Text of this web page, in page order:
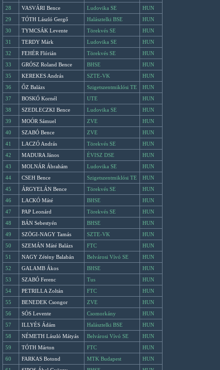
28
VASVÁRI Bence Ludovika SE
HUN
29
TÓTH László Gergő Halásztelki BSE
HUN
30
TYMCSÁK Levente Törekvés SE
HUN
31
TERDY Márk Ludovika SE
HUN
32
FEHÉR Flórián Törekvés SE
HUN
33
GRÓSZ Roland Bence BHSE
HUN
35
KEREKES András SZTE-VK
HUN
36
ŐZ Balázs Szigetszentmiklósi TE
HUN
37
BOSKÓ Kornél UTE
HUN
38
SZEDLECZKI Bence Ludovika SE
HUN
39
MOÓR Sámuel ZVE
HUN
40
SZABÓ Bence ZVE
HUN
41
LACZÓ András Törekvés SE
HUN
42
MADURA János ÉVISZ DSE
HUN
43
MOLNÁR Ábrahám Ludovika SE
HUN
44
CSEH Bence Szigetszentmiklósi TE
HUN
45
ÁRGYELÁN Bence Törekvés SE
HUN
46
LACKÓ Máté BHSE
HUN
47
PAP Leonárd Törekvés SE
HUN
48
BÁN Sebestyén BHSE
HUN
49
SZÖGI-NAGY Tamás SZTE-VK
HUN
50
SZEMÁN Máté Balázs FTC
HUN
51
NAGY Zétény Balabán Belvárosi Vívó SE
HUN
52
GALAMB Ákos BHSE
HUN
53
SZABÓ Ferenc Tus
HUN
54
PETRILLA Zoltán FTC
HUN
55
BENEDEK Csongor ZVE
HUN
56
SÓS Levente Csomorkány
HUN
57
ILLYÉS Ádám Halásztelki BSE
HUN
58
NÉMETH László Mátyás Belvárosi Vívó SE
HUN
59
TÓTH Márton FTC
HUN
60
FARKAS Botond MTK Budapest
HUN